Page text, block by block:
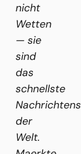
nicht
Wetten
— sie
sind
das
schnellste
der
Welt.